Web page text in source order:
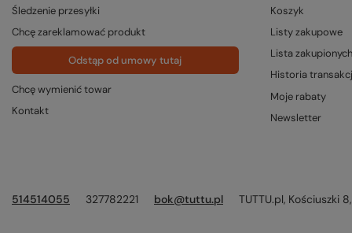
Śledzenie przesyłki
Chcę zareklamować produkt
Odstąp od umowy tutaj
Chcę wymienić towar
Kontakt
Koszyk
Listy zakupowe
Lista
Historia
Moje rabaty
Newsletter
514514055 327782221 bok@tuttu.pl TUTTU.pl, Kościuszki 8